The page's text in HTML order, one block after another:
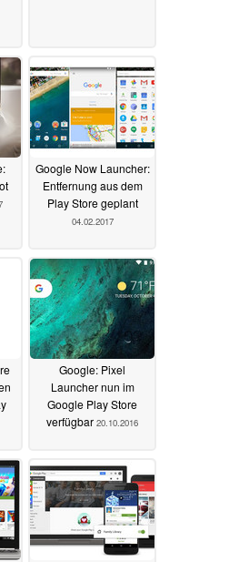
Google Now Launcher:
Entfernung aus dem
Play Store geplant
04.02.2017
Google: Pixel
Launcher nun im
Google Play Store
verfügbar 20.10.2016